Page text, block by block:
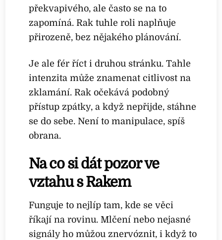
překvapivého, ale často se na to
zapomíná. Rak tuhle roli naplňuje
přirozeně, bez nějakého plánování.
Je ale fér říct i druhou stránku. Tahle
intenzita může znamenat citlivost na
zklamání. Rak očekává podobný
přístup zpátky, a když nepřijde, stáhne
se do sebe. Není to manipulace, spíš
obrana.
Na co si dát pozor ve
vztahu s Rakem
Funguje to nejlíp tam, kde se věci
říkají na rovinu. Mlčení nebo nejasné
signály ho můžou znervóznit, i když to